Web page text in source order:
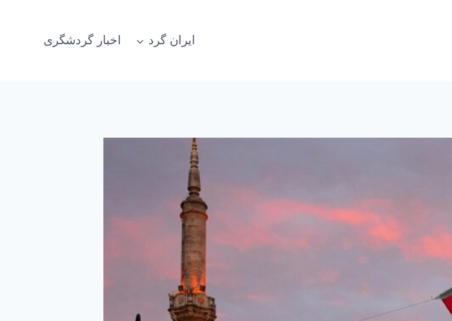
ایران گرد اخبار گردشگری